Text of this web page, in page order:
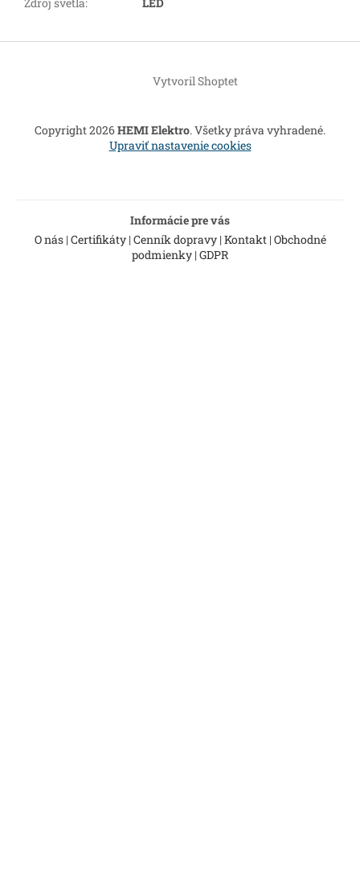
Vytvoril Shoptet
Copyright 2026HEMI Elektro. Všetky práva vyhradené.
Upraviť nastavenie cookies
Informácie pre vás
O nás| Certifikáty| Cenník dopravy| Kontakt| Obchodné
podmienky | GDPR